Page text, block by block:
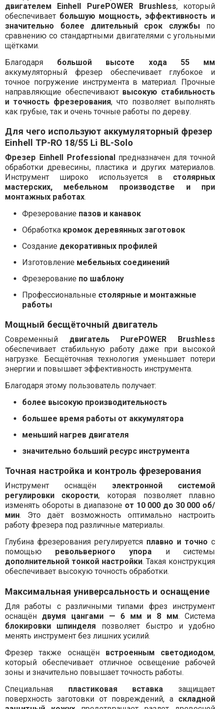
двигателем Einhell PurePOWER Brushless, который
обеспечивает большую мощность, эффективность и
значительно более длительный срок службы по
сравнению со стандартными двигателями с угольными
щётками.
Благодаря большой высоте хода 55 мм
аккумуляторный фрезер обеспечивает глубокое и
точное погружение инструмента в материал. Прочные
направляющие обеспечивают высокую стабильность
и точность фрезерования, что позволяет выполнять
как грубые, так и очень точные работы по дереву.
Для чего используют аккумуляторный фрезер
Einhell TP-RO 18/55 Li BL-Solo
Фрезер Einhell Professionalпредназначен для точной
обработки древесины, пластика и других материалов.
Инструмент широко используется в столярных
мастерских, мебельном производстве и при
монтажных работах.
Фрезерование пазов и канавок
Обработка кромок деревянных заготовок
Создание декоративных профилей
Изготовление мебельных соединений
Фрезерование по шаблону
Профессиональные столярные и монтажные
работы
Мощный бесщёточный двигатель
Современный двигатель PurePOWER Brushless
обеспечивает стабильную работу даже при высокой
нагрузке. Бесщёточная технология уменьшает потери
энергии и повышает эффективность инструмента.
Благодаря этому пользователь получает:
более высокую производительность
большее время работы от аккумулятора
меньший нагрев двигателя
значительно больший ресурс инструмента
Точная настройка и контроль фрезерования
Инструмент оснащён электронной системой
регулировки скорости, которая позволяет плавно
изменять обороты в диапазоне от 10 000 до 30 000 об/
мин. Это даёт возможность оптимально настроить
работу фрезера под различные материалы.
Глубина фрезерования регулируется плавно и точно с
помощью револьверного упора и системы
дополнительной тонкой настройки. Такая конструкция
обеспечивает высокую точность обработки.
Максимальная универсальность и оснащение
Для работы с различными типами фрез инструмент
оснащён двумя цангами — 6 мм и 8 мм. Система
блокировки шпинделя позволяет быстро и удобно
менять инструмент без лишних усилий.
Фрезер также оснащён встроенным светодиодом,
который обеспечивает отличное освещение рабочей
зоны и значительно повышает точность работы.
Специальная пластиковая вставка защищает
поверхность заготовки от повреждений, а складной